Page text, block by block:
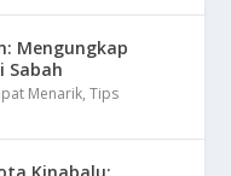
Mengungkap
Sabah
Menarik,Tips